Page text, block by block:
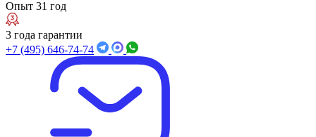
Опыт 31 год
3 года гарантии
+7 (495) 646-74-74